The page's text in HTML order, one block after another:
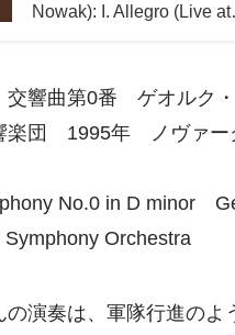
Nowak): I. Allegro (Live
交響曲第0番 ゲオルク
楽団 1995年 ノヴァ
No.0 in D minor
Orchestra
の演奏は、軍隊行進のよ